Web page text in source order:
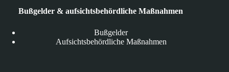
Bußgelder & aufsichtsbehördliche Maßnahmen
Bußgelder
Aufsichtsbehördliche Maßnahmen